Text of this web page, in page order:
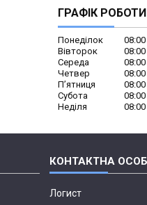
ГРАФІК РОБОТИ
Понеділок 08:00
Вівторок
08:00
Середа
08:00
Четвер
08:00
Пʼятниця
08:00
Субота
08:00
Неділя
08:00
Логист